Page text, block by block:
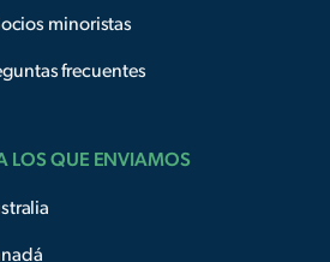
minoristas
frecuentes
LOS QUE ENVIAMOS